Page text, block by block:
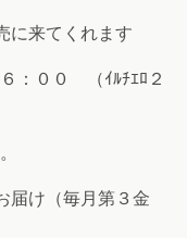
に来てくれます
：００ （ｲﾙﾁｴﾛ２
届け（毎月第３金